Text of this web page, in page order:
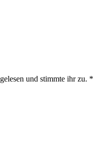
gelesen und stimmte ihr zu. *